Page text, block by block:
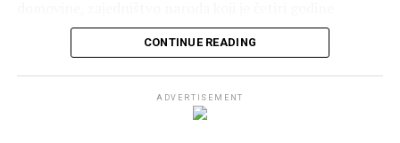
vjernici iz drugih mjesta. Dvoje hodočasnika dolazi iz
Ljutog Doca, dok su se troje pridružili iz Širokog Brijega.
Čavara i Pendeš predvode utrku u
središnjoj Bosni
izdržao najteže kušnje i ponos što danas živimo u
slobodnoj, cjelovitoj i neovisnoj Hrvatskoj.
S poštovanjem se klanjamo viziji predsjednika Tuđmana,
odlučnosti ministra Šuška i žrtvi svakog hrvatskog
branitelja koji je ugradio svoj život u taj povijesni
CONTINUE READING
ADVERTISEMENT